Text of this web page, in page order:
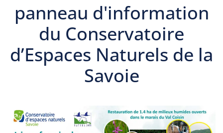
panneau d'information
du Conservatoire
d’Espaces Naturels de la
Savoie